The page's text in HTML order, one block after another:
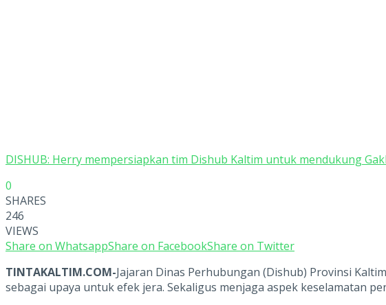
DISHUB: Herry mempersiapkan tim Dishub Kaltim untuk mendukung
0
SHARES
246
VIEWS
Share on WhatsappShare on FacebookShare on Twitter
TINTAKALTIM.COM-Jajaran Dinas Perhubungan (Dishub) Provinsi
sebagai upaya untuk efek jera. Sekaligus menjaga aspek keselamatan